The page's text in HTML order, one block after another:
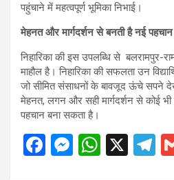
पहुंचाने में महत्वपूर्ण भूमिका निभाई।
मेहनत और मार्गदर्शन से बनती है नई पहचान
निहारिका की इस उपलब्धि से बलरामपुर-
माहौल है। निहारिका की सफलता उन
जो सीमित संसाधनों के बावजूद ऊंचे सपने
मेहनत, लगन और सही मार्गदर्शन से कोई भी
पहचान बना सकता है।
F
M W X
T